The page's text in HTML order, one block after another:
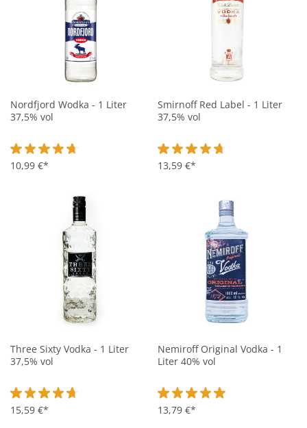
Nordfjord Wodka - 1 Liter
37,5% vol
Durchschnittliche Bewertung von 4.7 von 5 Sternen
10,99 €*
Smirnoff Red Label - 1 Liter
37,5% vol
Durchschnittliche Bewertung
13,59 €*
Three Sixty Vodka - 1 Liter
37,5% vol
Durchschnittliche Bewertung von 4.7 von 5 Sternen
15,59 €*
Nemiroff Original Vodka - 1
Liter 40% vol
Durchschnittliche Bewertung
13,79 €*